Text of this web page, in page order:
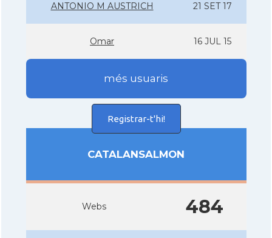
ANTONIO M AUSTRICH 21 SET 17
Omar 16 JUL 15
més usuaris
Registrar-t'hi!
CATALANSALMON
Webs 484